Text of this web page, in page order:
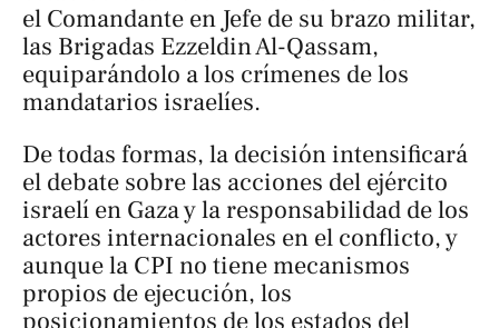
el Comandante en Jefe de su brazo militar,
las Brigadas Ezzeldin Al-Qassam,
equiparándolo a los crímenes de los
mandatarios israelíes.
De todas formas, la decisión intensificará
el debate sobre las acciones del ejército
israelí en Gaza y la responsabilidad de los
actores internacionales en el conflicto, y
aunque la CPI no tiene mecanismos
propios de ejecución, los
posicionamientos de los estados del